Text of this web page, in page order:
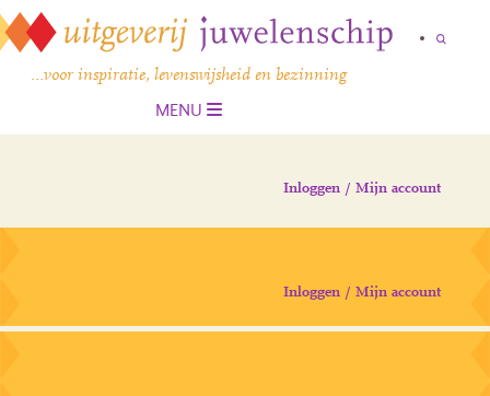
…voor inspiratie, levenswijsheid en bezinning
MENU
Inloggen / Mijn account
Inloggen / Mijn account